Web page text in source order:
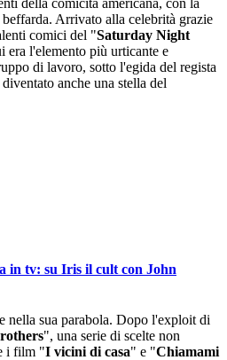
della comicità americana, con la
Arrivato alla celebrità grazie
comici del "Saturday Night
l'elemento più urticante e
di lavoro, sotto l'egida del regista
anche una stella del
in tv: su Iris il cult con John
nella sua parabola. Dopo l'exploit di
", una serie di scelte non
i film "I vicini di casa" e "Chiamami